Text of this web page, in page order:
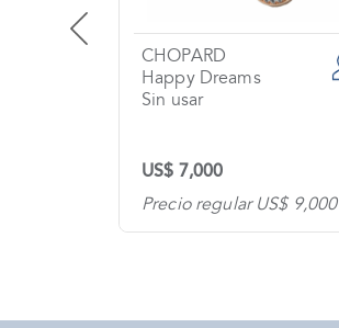
CHOPARD
Happy Dreams
Sin usar
US$ 7,000
Precio regular US$ 9,000